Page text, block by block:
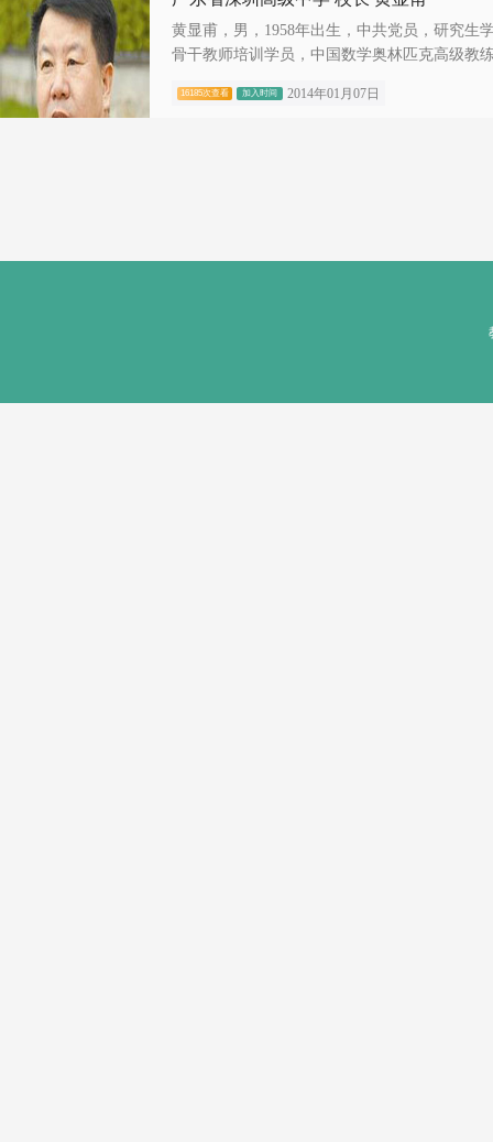
黄显甫，男，1958年出生，中共党员，研究生
骨干教师培训学员，中国数学奥林匹克高级教
16185次查看 加入时间 2014年01月07日